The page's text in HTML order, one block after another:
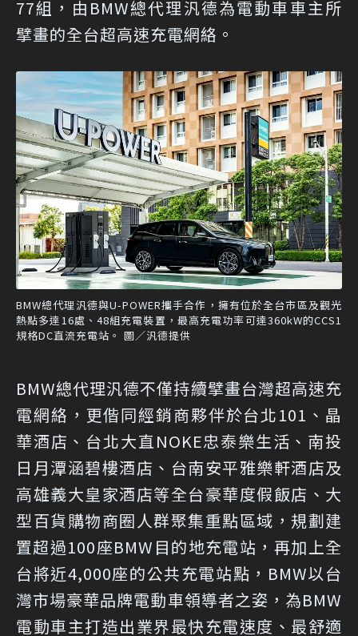
77組，由BMW總代理汎德為電動車車主所
擘畫的全台超高速充電網絡。
BMW總代理汎德與U-POWER攜手合作，擁有位於全台市區及觀光
熱點多達16處、48組充電裝置，最高充電功率可達360kW的CCS1
規格DC直流充電站。 圖／汎德提供
BMW總代理汎德不僅持續擘畫台灣超高速充
電網絡，更偕同經銷商夥伴於台北101、晶
華酒店、台北大直NOKE忠泰樂生活、南投
日月潭涵碧樓酒店、台南安平雅樂軒酒店及
高雄義大皇家酒店等全台豪華度假飯店、大
型百貨購物商圈人群聚集重點區域，規劃建
置超過100座BMW目的地充電站，再加上全
台將近4,000座的公共充電站點，BMW以台
灣市場豪華品牌電動車領導者之姿，為BMW
電動車主打造出業界最快充電速度、最舒適